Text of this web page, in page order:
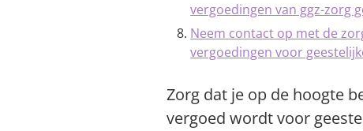
vergoedingen van ggz-zorg
Neem contact op met de
vergoedingen voor
Zorg dat je op de hoogte
vergoed wordt voor